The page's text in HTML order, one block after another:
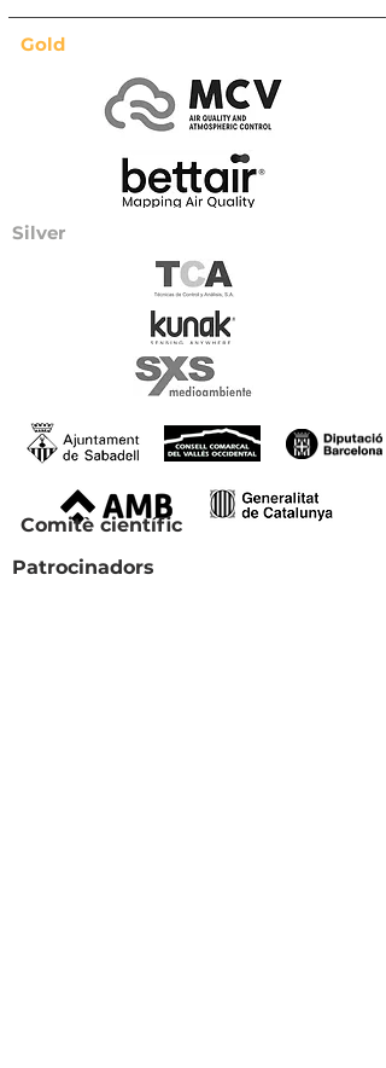
Gold
Silver
Comitè científic
Patrocinadors